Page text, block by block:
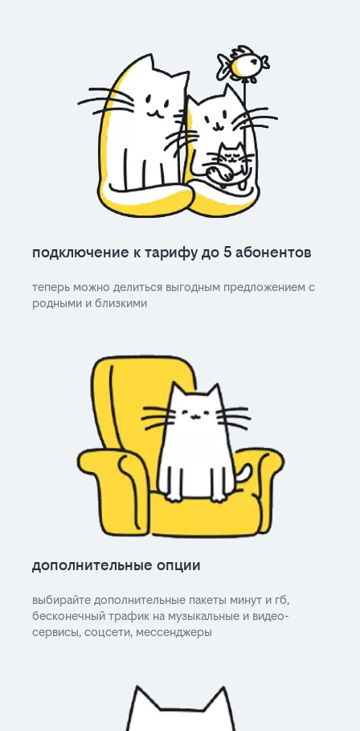
подключение к тарифу до 5 абонентов
теперь можно делиться выгодным предложением с
родными и близкими
дополнительные опции
выбирайте дополнительные пакеты минут и гб,
бесконечный трафик на музыкальные и видео-
сервисы, соцсети, мессенджеры